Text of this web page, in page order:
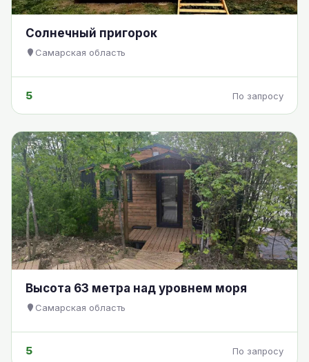
Солнечный пригорок
Самарская область
5 По запросу
Высота 63 метра над уровнем моря
Самарская область
5 По запросу